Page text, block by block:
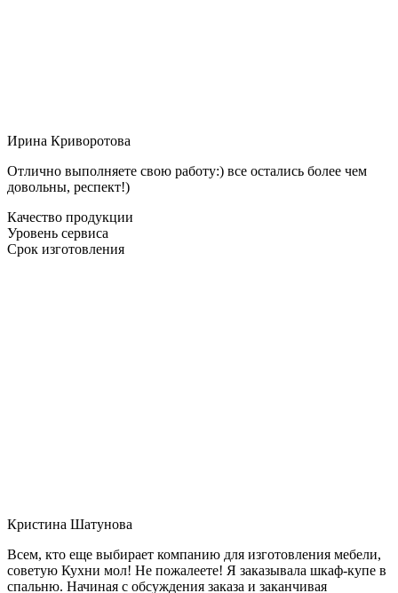
Ирина Криворотова
Отлично выполняете свою работу:) все остались более чем
довольны, респект!)
Качество продукции
Уровень сервиса
Срок изготовления
Кристина Шатунова
Всем, кто еще выбирает компанию для изготовления мебели,
советую Кухни мол! Не пожалеете! Я заказывала шкаф-купе в
спальню. Начиная с обсуждения заказа и заканчивая